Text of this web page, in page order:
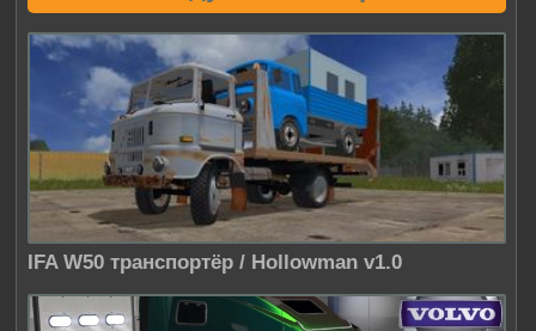
IFA W50 транспортёр / Hollowman v1.0